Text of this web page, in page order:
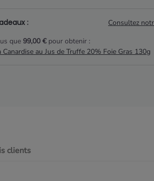
:
Consultez
que 99,00 €pour obtenir :
Canardise au Jus de Truffe 20% Foie Gras 130g
clients